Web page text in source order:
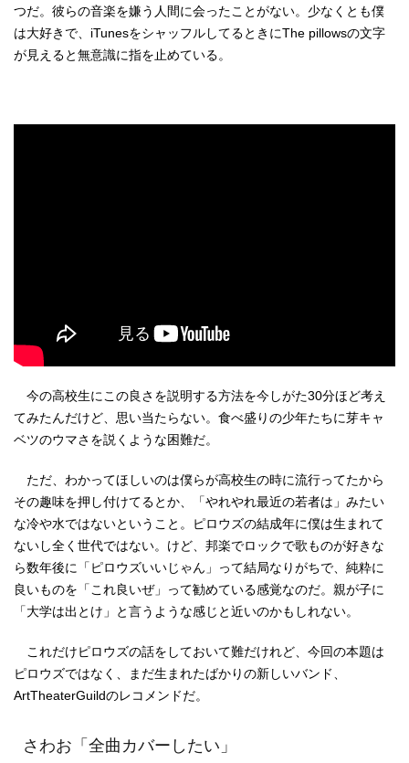
つだ。彼らの音楽を嫌う人間に会ったことがない。少なくとも僕
は大好きで、iTunesをシャッフルしてるときにThe pillowsの文字
が見えると無意識に指を止めている。
今の高校生にこの良さを説明する方法を今しがた30分ほど考え
てみたんだけど、思い当たらない。食べ盛りの少年たちに芽キャ
ベツのウマさを説くような困難だ。
ただ、わかってほしいのは僕らが高校生の時に流行ってたから
その趣味を押し付けてるとか、「やれやれ最近の若者は」みたい
な冷や水ではないということ。ピロウズの結成年に僕は生まれて
ないし全く世代ではない。けど、邦楽でロックで歌ものが好きな
ら数年後に「ピロウズいいじゃん」って結局なりがちで、純粋に
良いものを「これ良いぜ」って勧めている感覚なのだ。親が子に
「大学は出とけ」と言うような感じと近いのかもしれない。
これだけピロウズの話をしておいて難だけれど、今回の本題は
ピロウズではなく、まだ生まれたばかりの新しいバンド、
ArtTheaterGuildのレコメンドだ。
さわお「全曲カバーしたい」